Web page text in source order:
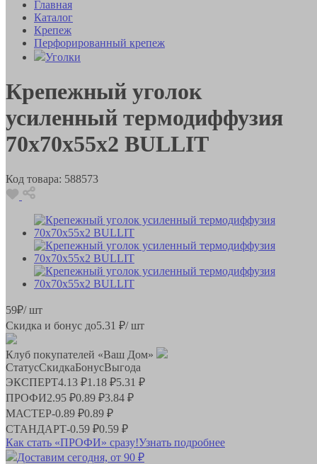
Главная
Каталог
Крепеж
Перфорированный крепеж
Уголки
Крепежный уголок
усиленный термодиффузия
70х70х55х2 BULLIT
Код товара: 588573
59₽/ шт
Скидка и бонус до5.31 ₽/ шт
Клуб покупателей «Ваш Дом»
СтатусСкидкаБонусВыгода
ЭКСПЕРТ4.13 ₽1.18 ₽5.31 ₽
ПРОФИ2.95 ₽0.89 ₽3.84 ₽
МАСТЕР-0.89 ₽0.89 ₽
СТАНДАРТ-0.59 ₽0.59 ₽
Как стать «ПРОФИ» сразу!Узнать подробнее
Доставим сегодня, от 90 ₽